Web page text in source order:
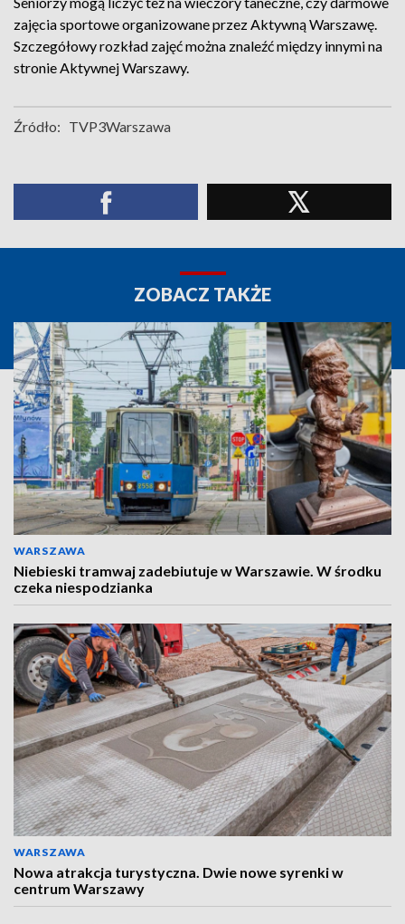
zajęcia sportowe organizowane przez Aktywną Warszawę.
Szczegółowy rozkład zajęć można znaleźć między innymi na
stronie Aktywnej Warszawy.
Źródło: TVP3Warszawa
ZOBACZ TAKŻE
WARSZAWA
Niebieski tramwaj zadebiutuje w Warszawie. W środku
czeka niespodzianka
WARSZAWA
Nowa atrakcja turystyczna. Dwie nowe syrenki w
centrum Warszawy